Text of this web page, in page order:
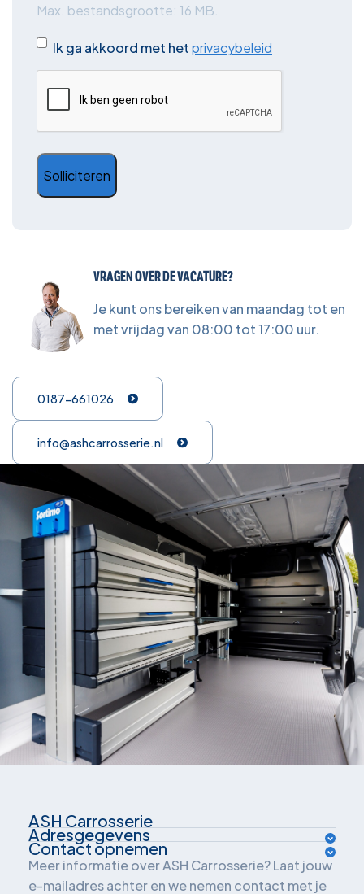
Max. bestandsgrootte: 16 MB.
Instemming
Ik ga akkoord met hetprivacybeleid
VRAGEN OVER DE VACATURE?
Je kunt ons bereiken van maandag tot en
met vrijdag van 08:00 tot 17:00 uur.
0187-661026
info@ashcarrosserie.nl
ASH Carrosserie
Over ons
Inrichtingsadvies
Adresgegevens
Van der Waalsweg 1
Contact opnemen
Meer informatie over ASH Carrosserie? Laat jouw
e-mailadres achter en we nemen contact met je